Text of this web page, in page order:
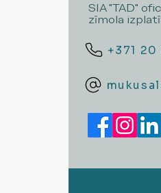
SIA "TAD"
zīmola
+371